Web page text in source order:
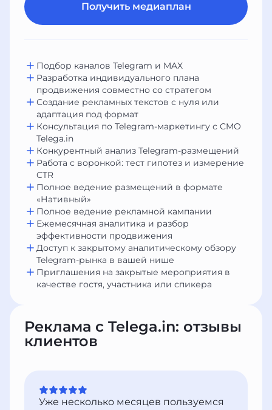
Получить медиаплан
Подбор каналов Telegram и MAX
Разработка индивидуального плана
продвижения совместно со стратегом
Создание рекламных текстов с нуля или
адаптация под формат
Консультация по Telegram-маркетингу с CMO
Telega.in
Конкурентный анализ Telegram-размещений
Работа с воронкой: тест гипотез и измерение
CTR
Полное ведение размещений в формате
«Нативный»
Полное ведение рекламной кампании
Ежемесячная аналитика и разбор
эффективности продвижения
Доступ к закрытому аналитическому обзору
Telegram-рынка в вашей нише
Приглашения на закрытые мероприятия в
качестве гостя, участника или спикера
Реклама с Telega.in: отзывы
клиентов
Уже несколько месяцев пользуемся